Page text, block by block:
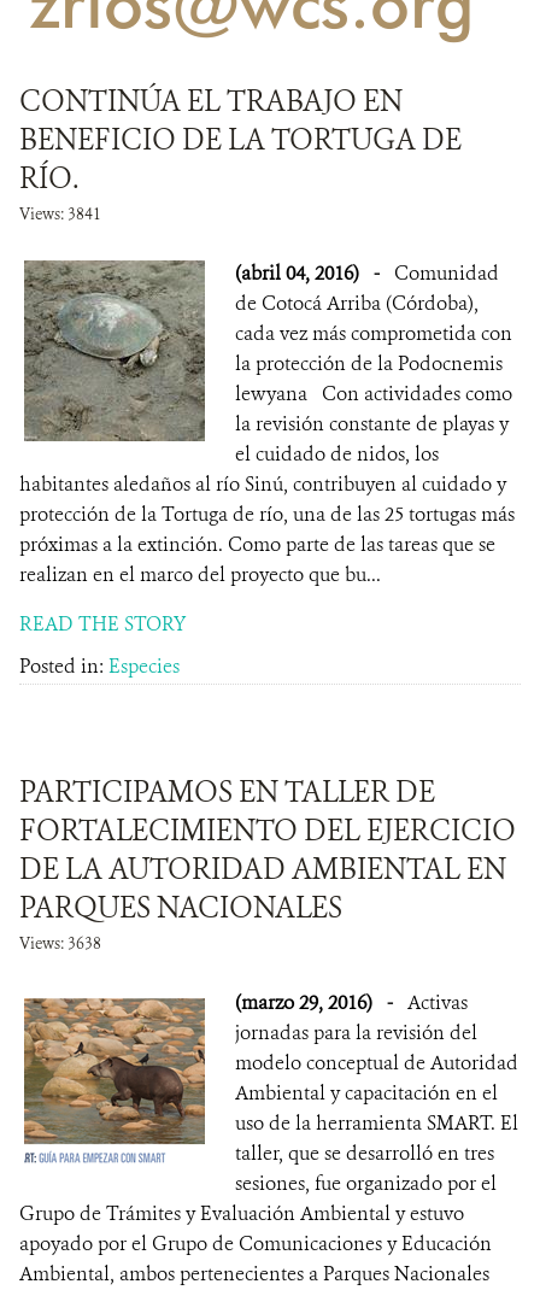
WCS VISUAL
COBERTURA EN MEDIOS DE COMUNICACIÓN
INFORME ANUAL WCS
MECANISMO DE ATENCIÓN DE QUEJAS Y RECLAMOS
DONA
CONTINÚA EL TRABAJO EN
BENEFICIO DE LA TORTUGA DE
RÍO.
Views: 3841
(abril 04, 2016) - Comunidad
de Cotocá Arriba (Córdoba),
cada vez más comprometida con
la protección de la Podocnemis
lewyana Con actividades como
la revisión constante de playas y
el cuidado de nidos, los
habitantes aledaños al río Sinú, contribuyen al cuidado y
protección de la Tortuga de río, una de las 25 tortugas más
próximas a la extinción. Como parte de las tareas que se
realizan en el marco del proyecto que bu...
READ THE STORY
Posted in: Especies
PARTICIPAMOS EN TALLER DE
FORTALECIMIENTO DEL EJERCICIO
DE LA AUTORIDAD AMBIENTAL EN
PARQUES NACIONALES
Views: 3638
(marzo 29, 2016) - Activas
jornadas para la revisión del
modelo conceptual de Autoridad
Ambiental y capacitación en el
uso de la herramienta SMART. El
taller, que se desarrolló en tres
sesiones, fue organizado por el
Grupo de Trámites y Evaluación Ambiental y estuvo
apoyado por el Grupo de Comunicaciones y Educación
Ambiental, ambos pertenecientes a Parques Nacionales